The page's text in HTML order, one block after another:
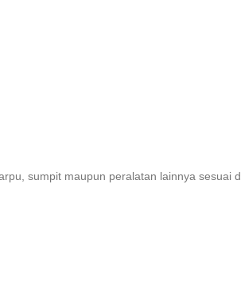
sumpit maupun peralatan lainnya sesuai